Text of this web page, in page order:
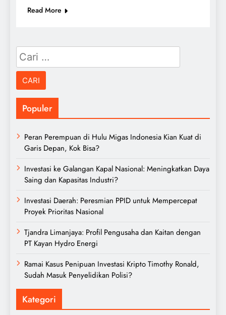
Read More
Cari
untuk:
Populer
Peran Perempuan di Hulu Migas Indonesia Kian Kuat di
Garis Depan, Kok Bisa?
Investasi ke Galangan Kapal Nasional: Meningkatkan Daya
Saing dan Kapasitas Industri?
Investasi Daerah: Peresmian PPID untuk Mempercepat
Proyek Prioritas Nasional
Tjandra Limanjaya: Profil Pengusaha dan Kaitan dengan
PT Kayan Hydro Energi
Ramai Kasus Penipuan Investasi Kripto Timothy Ronald,
Sudah Masuk Penyelidikan Polisi?
Kategori